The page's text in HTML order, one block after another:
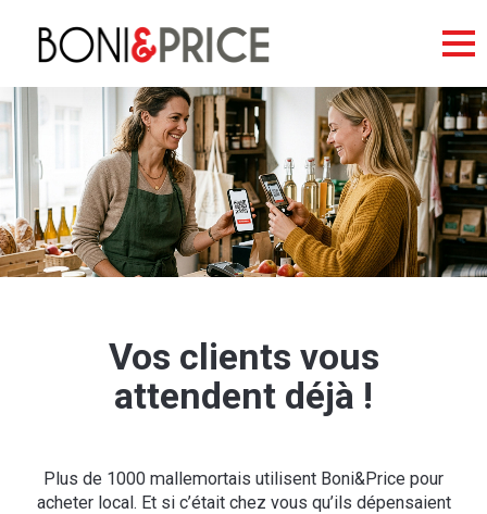
Vos clients vous
attendent déjà !
Plus de 1000 mallemortais utilisent Boni&Price pour
acheter local. Et si c’était chez vous qu’ils dépensaient